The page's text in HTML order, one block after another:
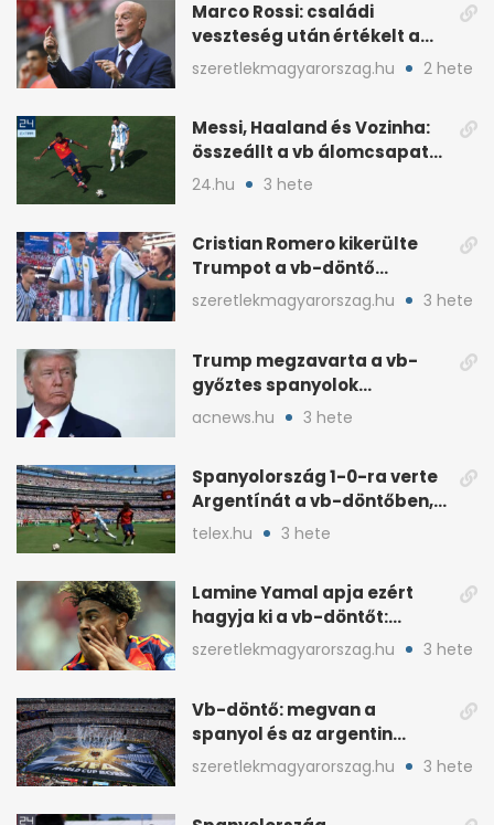
Marco Rossi: családi
veszteség után értékelt a
vb-t követően
szeretlekmagyarorszag.hu 2 hete
Messi, Haaland és Vozinha:
összeállt a vb álomcsapata
posztonként
24.hu 3 hete
Cristian Romero kikerülte
Trumpot a vb-döntő
díjátadóján
szeretlekmagyarorszag.hu 3 hete
Trump megzavarta a vb-
győztes spanyolok
ünneplését a trófeaátadón
acnews.hu 3 hete
Spanyolország 1-0-ra verte
Argentínát a vb-döntőben,
hosszabbításban
telex.hu 3 hete
Lamine Yamal apja ezért
hagyja ki a vb-döntőt:
otthonról szurkol
szeretlekmagyarorszag.hu 3 hete
Vb-döntő: megvan a
spanyol és az argentin
kezdő, Montiel bekerült
szeretlekmagyarorszag.hu 3 hete